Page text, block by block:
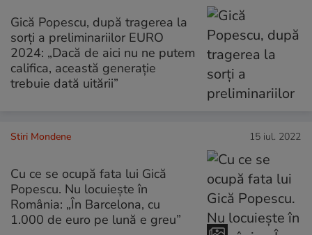
Gică Popescu, după tragerea la
sorți a preliminariilor EURO
2024: „Dacă de aici nu ne putem
califica, această generaţie
trebuie dată uitării”
Stiri Mondene 15 iul. 2022
Cu ce se ocupă fata lui Gică
Popescu. Nu locuiește în
România: „În Barcelona, cu
1.000 de euro pe lună e greu”